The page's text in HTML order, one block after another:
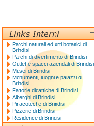
Parchi naturali ed orti botanici di
Brindisi
Parchi di divertimento di Brindisi
Outlet e spacci aziendali di Brindisi
Musei di Brindisi
Monumenti, luoghi e palazzi di
Brindisi
Fattorie didattiche di Brindisi
Alberghi di Brindisi
Pinacoteche di Brindisi
Pizzerie di Brindisi
Residence di Brindisi